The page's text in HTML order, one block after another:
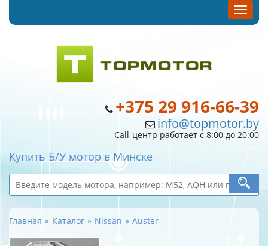
+375 29 916-66-39
info@topmotor.by
Call-центр работает с 8:00 до 20:00
Купить Б/У мотор в Минске
Главная Каталог Nissan Auster